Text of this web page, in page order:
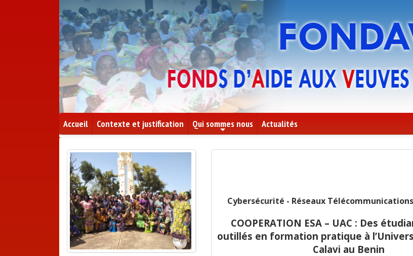
Accueil Contexte et justification Qui sommes nous Actualités
Cybersécurité - Réseaux
COOPERATION ESA – UAC : Des
outillés en formation pratique à
Calavi au Benin